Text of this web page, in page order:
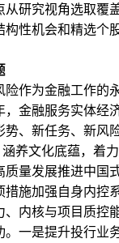
研究视角选取覆
性机会和精选个
作为金融工作的
金融服务实体经
、新任务、新风
养文化底蕴，着
量发展推进中国
施加强自身内控
内核与项目质控
一是提升投行业